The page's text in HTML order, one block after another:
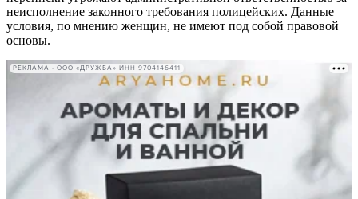
неисполнение законного требования полицейских. Данные
условия, по мнению женщин, не имеют под собой правовой
основы.
РЕКЛАМА • ООО «ДРУЖБА» ИНН 9704146411